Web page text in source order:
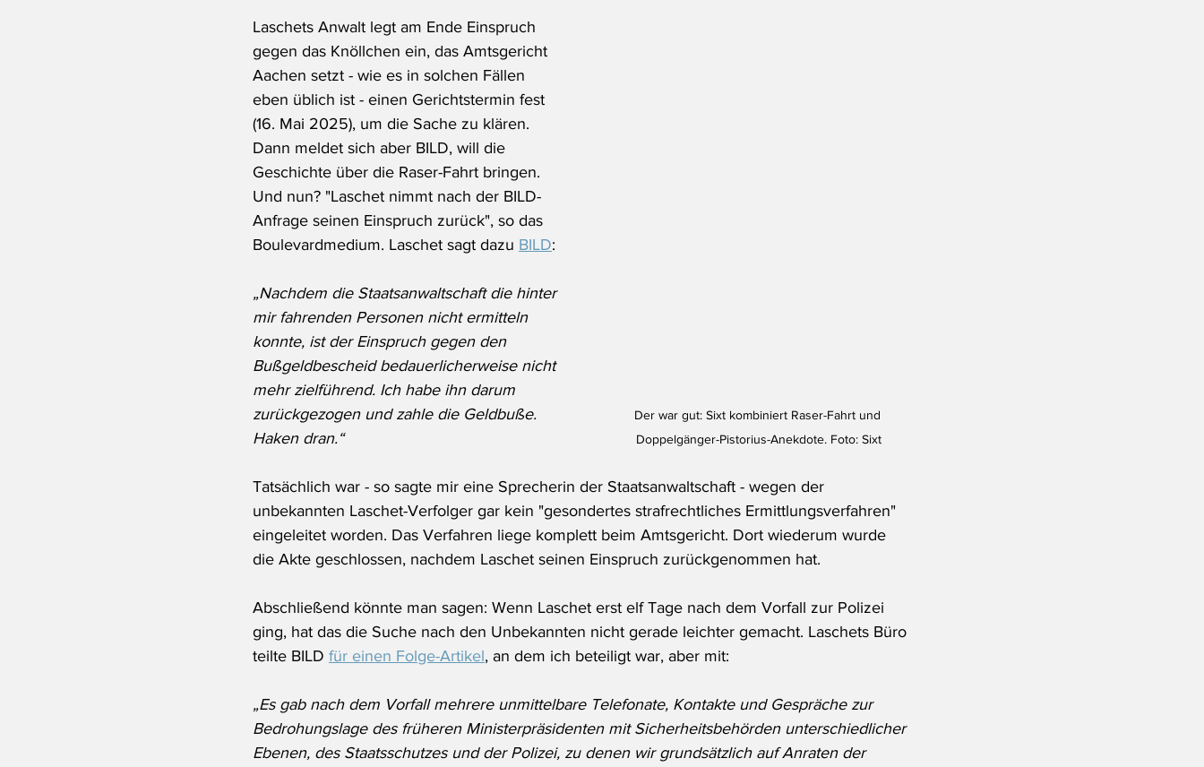
Der war gut: Sixt kombiniert Raser-Fahrt und
Doppelgänger-Pistorius-Anekdote. Foto: Sixt
Laschets Anwalt legt am Ende Einspruch
gegen das Knöllchen ein, das Amtsgericht
Aachen setzt - wie es in solchen Fällen
eben üblich ist - einen Gerichtstermin fest
(16. Mai 2025), um die Sache zu klären.
Dann meldet sich aber BILD, will die
Geschichte über die Raser-Fahrt bringen.
Und nun? "Laschet nimmt nach der BILD-
Anfrage seinen Einspruch zurück", so das
Boulevardmedium. Laschet sagt dazu BILD:
„Nachdem die Staatsanwaltschaft die hinter
mir fahrenden Personen nicht ermitteln
konnte, ist der Einspruch gegen den
Bußgeldbescheid bedauerlicherweise nicht
mehr zielführend. Ich habe ihn darum
zurückgezogen und zahle die Geldbuße.
Haken dran.“
Tatsächlich war - so sagte mir eine Sprecherin der Staatsanwaltschaft - wegen der
unbekannten Laschet-Verfolger gar kein "gesondertes strafrechtliches Ermittlungsverfahren"
eingeleitet worden. Das Verfahren liege komplett beim Amtsgericht. Dort wiederum wurde
die Akte geschlossen, nachdem Laschet seinen Einspruch zurückgenommen hat.
Abschließend könnte man sagen: Wenn Laschet erst elf Tage nach dem Vorfall zur Polizei
ging, hat das die Suche nach den Unbekannten nicht gerade leichter gemacht. Laschets Büro
teilte BILD für einen Folge-Artikel, an dem ich beteiligt war, aber mit:
„Es gab nach dem Vorfall mehrere unmittelbare Telefonate, Kontakte und Gespräche zur
Bedrohungslage des früheren Ministerpräsidenten mit Sicherheitsbehörden unterschiedlicher
Ebenen, des Staatsschutzes und der Polizei, zu denen wir grundsätzlich auf Anraten der